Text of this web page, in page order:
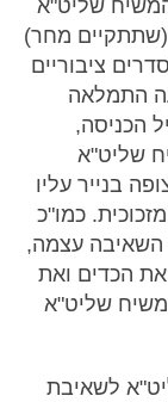
שליט"א
(שתתקיים מחר)
ציבוריים
התמלאה
770, כשבשביל הכניסה,
שליט"א
בנייר עליו
כמו"כ
השאיבה עצמה,
הכדים ואת
שליט"א
לשאיבת